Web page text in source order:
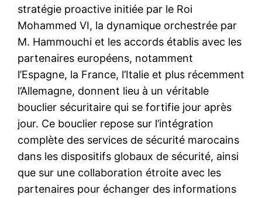
stratégie proactive initiée par le Roi
Mohammed VI, la dynamique orchestrée par
M. Hammouchi et les accords établis avec les
partenaires européens, notamment
l’Espagne, la France, l’Italie et plus récemment
l’Allemagne, donnent lieu à un véritable
bouclier sécuritaire qui se fortifie jour après
jour. Ce bouclier repose sur l’intégration
complète des services de sécurité marocains
dans les dispositifs globaux de sécurité, ainsi
que sur une collaboration étroite avec les
partenaires pour échanger des informations